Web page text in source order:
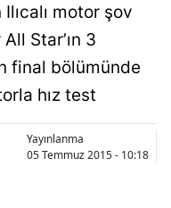
motor şov
Star’ın 3
final bölümünde
hız test
Yayınlanma
05 Temmuz 2015 - 10:18